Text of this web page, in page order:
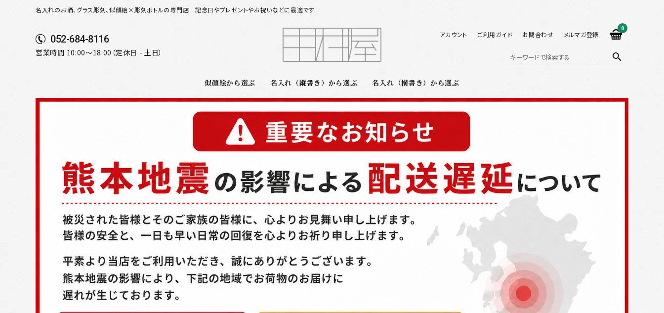
名入れのお酒、グラス彫刻、似顔絵×彫刻ボトルの専門店 記念日やプレゼントやお祝いなどに最適です
052-684-8116
営業時間 10:00～18:00（定休日 - 土日）
アカウント ご利用ガイド お問合わせ メルマガ登録
0
search
似顔絵から選ぶ 名入れ（縦書き）から選ぶ 名入れ（横書き）から選ぶ
名入れ（縦書き）から選ぶ
名入れ（横書き）から選ぶ
プライバシーポリシー
特定商取引法について